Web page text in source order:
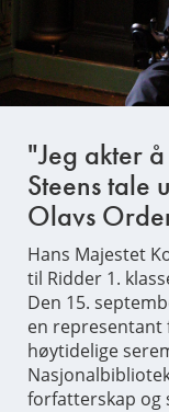
"Jeg akter
Steens tale
Olavs
Hans Majestet
til Ridder 1.
Den 15.
en representant
høytidelige
forfatterskap og